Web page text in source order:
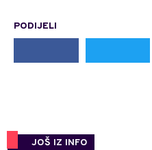
PODIJELI
JOŠ IZ INFO